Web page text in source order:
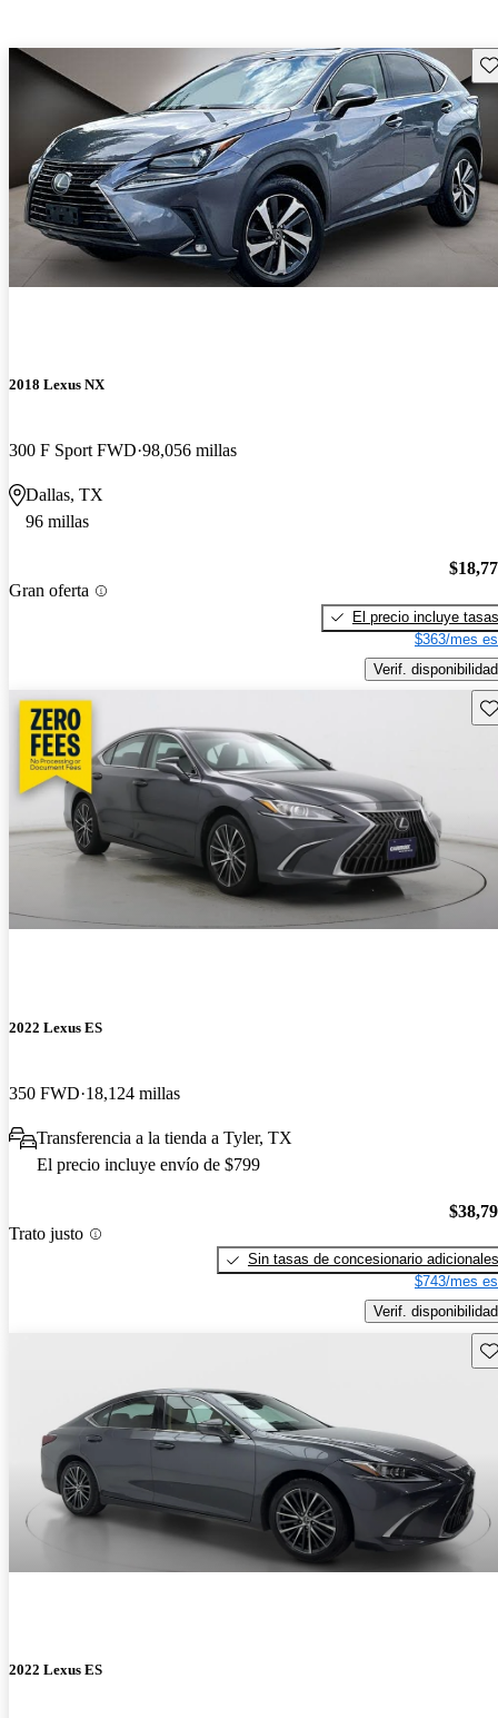
2018 Lexus NX
300 F Sport FWD 98,056 millas
Dallas, TX
96 millas
Gran oferta
El precio incluye tasas
$363/mes
Verif. disponibilidad
2022 Lexus ES
350 FWD 18,124 millas
Transferencia a la tienda a Tyler, TX
El precio incluye envío de $799
Trato justo
Sin tasas de concesionario adicionales
$743/mes
Verif. disponibilidad
2022 Lexus ES